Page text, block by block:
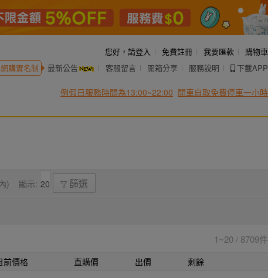
您好， 請登入 免費註冊 我要匯款
購物車
購實名制 最新公告 客服留言 開箱分享 服務說明 下載APP
例假日服務時間為13:00~22:00 開車自取免費停車一小時
) 顯示: 篩選
1~20 / 8709件
前價格 直購價 出價
剩餘